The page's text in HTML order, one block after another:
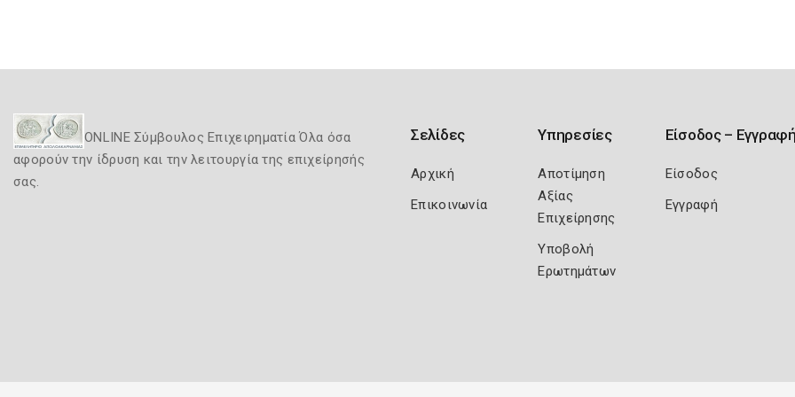
ONLINE Σύμβουλος Επιχειρηματία Όλα όσα
αφορούν την ίδρυση και την λειτουργία της επιχείρησής
σας.
Σελίδες
Αρχική
Επικοινωνία
Υπηρεσίες
Αποτίμηση
Αξίας
Επιχείρησης
Υποβολή
Ερωτημάτων
Είσοδος –
Είσοδος
Εγγραφή